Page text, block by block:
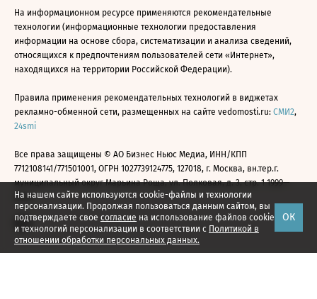
На нашем сайте используются cookie-файлы и технологии
персонализации. Продолжая пользоваться данным сайтом, вы
подтверждаете свое согласие на использование файлов cookie
и технологий персонализации в соответствии с Политикой в
отношении обработки персональных данных.
ОК
На информационном ресурсе применяются рекомендательные
технологии (информационные технологии предоставления
информации на основе сбора, систематизации и анализа сведений,
относящихся к предпочтениям пользователей сети «Интернет»,
находящихся на территории Российской Федерации).
Правила применения рекомендательных технологий в виджетах
рекламно-обменной сети, размещенных на сайте vedomosti.ru: СМИ2,
24smi
Все права защищены © АО Бизнес Ньюс Медиа, ИНН/КПП
7712108141/771501001, ОГРН 1027739124775, 127018, г. Москва, вн.тер.г.
муниципальный округ Марьина Роща, ул. Полковая, д. 3, стр. 1 1999—
2026